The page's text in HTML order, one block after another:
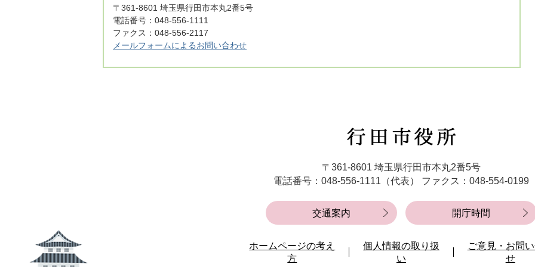
〒361-8601 埼玉県行田市本丸2番5号
電話番号：048-556-1111
ファクス：048-556-2117
メールフォームによるお問い合わせ
行
田
役
所
〒361-8601 埼玉県行田市本丸2番5号
電話番号：048-556-1111（代表）
ファクス：048-554-0199
交通案内 開庁時間
ホームページの考え
方
個人情報の取り扱
い
ご意見・お問
せ